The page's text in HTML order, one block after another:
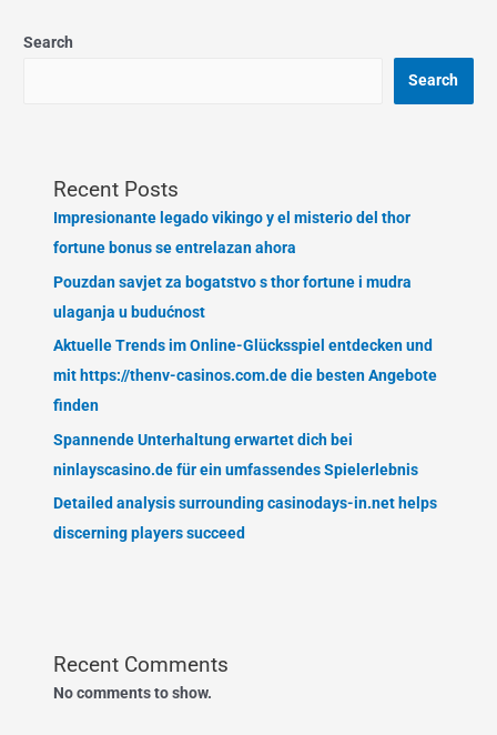
Search
Search
Recent Posts
Impresionante legado vikingo y el misterio del thor
fortune bonus se entrelazan ahora
Pouzdan savjet za bogatstvo s thor fortune i mudra
ulaganja u budućnost
Aktuelle Trends im Online-Glücksspiel entdecken und
mit https://thenv-casinos.com.de die besten Angebote
finden
Spannende Unterhaltung erwartet dich bei
ninlayscasino.de für ein umfassendes Spielerlebnis
Detailed analysis surrounding casinodays-in.net helps
discerning players succeed
Recent Comments
No comments to show.